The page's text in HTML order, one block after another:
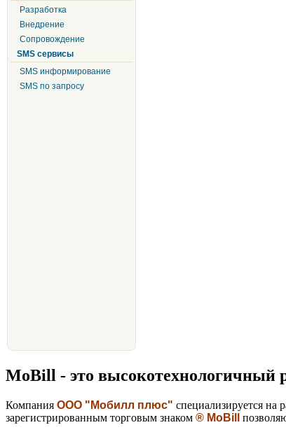
Разработка
Внедрение
Сопровождение
SMS сервисы
SMS информирование
SMS по запросу
MoBill - это высокотехнологичный
Компания ООО "Мобилл плюс" специализируется на
зарегистрированным торговым знаком ® MoBill